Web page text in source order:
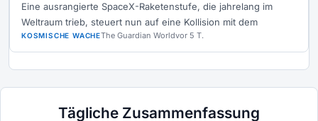
Eine ausrangierte SpaceX-Raketenstufe, die jahrelang im
Weltraum trieb, steuert nun auf eine Kollision mit dem
KOSMISCHE WACHEThe Guardian Worldvor 5 T.
Tägliche Zusammenfassung